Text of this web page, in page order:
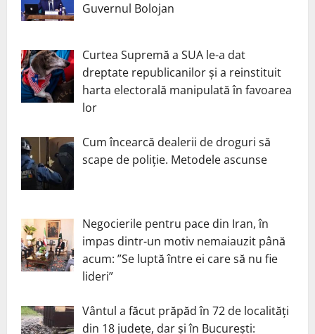
Guvernul Bolojan
Curtea Supremă a SUA le-a dat
dreptate republicanilor și a reinstituit
harta electorală manipulată în favoarea
lor
Cum încearcă dealerii de droguri să
scape de poliție. Metodele ascunse
Negocierile pentru pace din Iran, în
impas dintr-un motiv nemaiauzit până
acum: ”Se luptă între ei care să nu fie
lideri”
Vântul a făcut prăpăd în 72 de localități
din 18 județe, dar și în București: